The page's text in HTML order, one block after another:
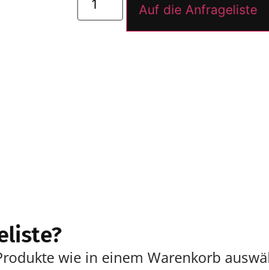
Auf die Anfrageliste
wie in einem Warenkorb